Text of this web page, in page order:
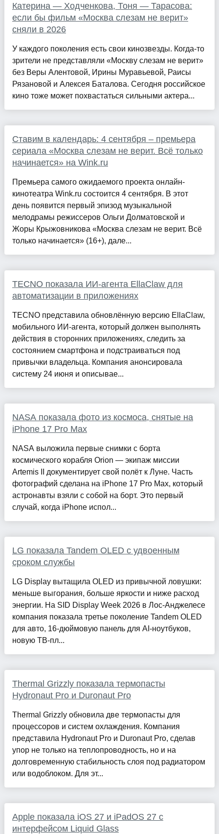
Катерина — Ходченкова, Тоня — Тарасова:
если бы фильм «Москва слезам не верит»
сняли в 2026
У каждого поколения есть свои кинозвезды. Когда-то
зрители не представляли «Москву слезам не верит»
без Веры Алентовой, Ирины Муравьевой, Раисы
Рязановой и Алексея Баталова. Сегодня российское
кино тоже может похвастаться сильными актера...
Ставим в календарь: 4 сентября – премьера
сериала «Москва слезам не верит. Всё только
начинается» на Wink.ru
Премьера самого ожидаемого проекта онлайн-
кинотеатра Wink.ru состоится 4 сентября. В этот
день появится первый эпизод музыкальной
мелодрамы режиссеров Ольги Долматовской и
Жоры Крыжовникова «Москва слезам не верит. Всё
только начинается» (16+), дале...
TECNO показала ИИ-агента EllaClaw для
автоматизации в приложениях
TECNO представила обновлённую версию EllaClaw,
мобильного ИИ-агента, который должен выполнять
действия в сторонних приложениях, следить за
состоянием смартфона и подстраиваться под
привычки владельца. Компания анонсировала
систему 24 июня и описывае...
NASA показала фото из космоса, снятые на
iPhone 17 Pro Max
NASA выложила первые снимки с борта
космического корабля Orion — экипаж миссии
Artemis II документирует свой полёт к Луне. Часть
фотографий сделана на iPhone 17 Pro Max, который
астронавты взяли с собой на борт. Это первый
случай, когда iPhone испол...
LG показала Tandem OLED с удвоенным
сроком службы
LG Display вытащила OLED из привычной ловушки:
меньше выгорания, больше яркости и ниже расход
энергии. На SID Display Week 2026 в Лос-Анджелесе
компания показала третье поколение Tandem OLED
для авто, 16-дюймовую панель для AI-ноутбуков,
новую ТВ-пл...
Thermal Grizzly показала термопасты
Hydronaut Pro и Duronaut Pro
Thermal Grizzly обновила две термопасты для
процессоров и систем охлаждения. Компания
представила Hydronaut Pro и Duronaut Pro, сделав
упор не только на теплопроводность, но и на
долговременную стабильность слоя под радиатором
или водоблоком. Для эт...
Apple показала iOS 27 и iPadOS 27 с
интерфейсом Liquid Glass